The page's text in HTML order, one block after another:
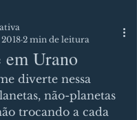
em Urano
2 min de leitura
diverte nessa
não-planetas
trocando a cada